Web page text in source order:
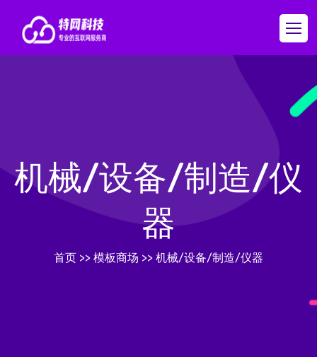
机械/设备/制造/仪
器
首页 >> 模板商场 >> 机械/设备/制造/仪器